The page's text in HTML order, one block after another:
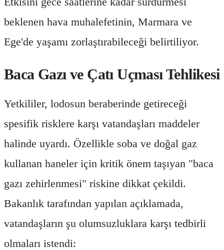
beklenen hava muhalefetinin, Marmara ve
Ege'de yaşamı zorlaştırabileceği belirtiliyor.
Baca Gazı ve Çatı Uçması Tehlikesi
Yetkililer, lodosun beraberinde getireceği
spesifik risklere karşı vatandaşları maddeler
halinde uyardı. Özellikle soba ve doğal gaz
kullanan haneler için kritik önem taşıyan "baca
gazı zehirlenmesi" riskine dikkat çekildi.
Bakanlık tarafından yapılan açıklamada,
vatandaşların şu olumsuzluklara karşı tedbirli
olmaları istendi: